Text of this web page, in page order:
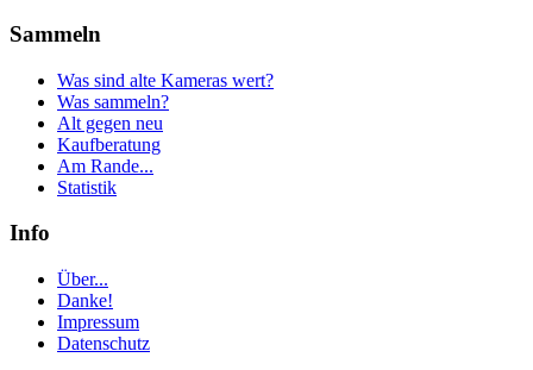
Sammeln
Was sind alte Kameras wert?
Was sammeln?
Alt gegen neu
Kaufberatung
Am Rande...
Statistik
Info
Über...
Danke!
Impressum
Datenschutz